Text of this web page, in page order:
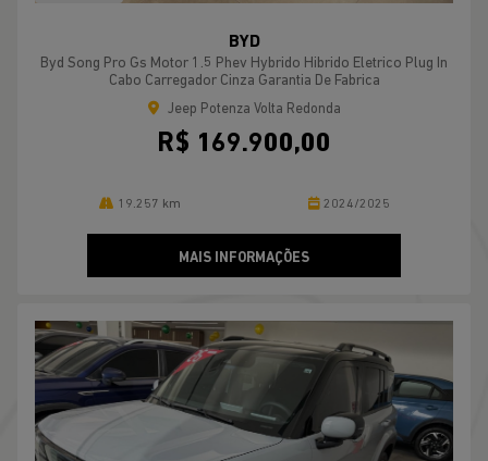
BYD
Byd Song Pro Gs Motor 1.5 Phev Hybrido Hibrido Eletrico Plug In
Cabo Carregador Cinza Garantia De Fabrica
Jeep Potenza Volta Redonda
R$ 169.900,00
19.257 km 2024/2025
MAIS INFORMAÇÕES